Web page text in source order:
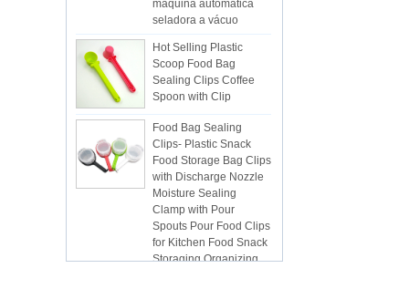
seladora a vácuo
Hot Selling Plastic
Scoop Food Bag
Sealing Clips Coffee
Spoon with Clip
Food Bag Sealing
Clips- Plastic Snack
Food Storage Bag Clips
with Discharge Nozzle
Moisture Sealing
Clamp with Pour
Spouts Pour Food Clips
for Kitchen Food Snack
Storaging Organizing